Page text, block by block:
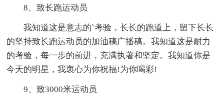
8、致长跑运动员
我知道这是意志的`考验，长长的跑道上，留下长长
的坚持致长跑运动员的加油稿广播稿。我知道这是耐力
的考验，每一步的前进，充满执著和坚定。我知道你是
今天的明星，我衷心为你祝福!为你喝彩!
9、致3000米运动员